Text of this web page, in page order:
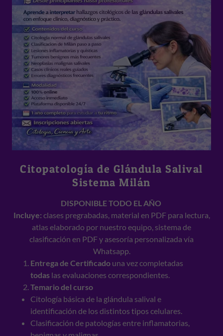
Citopatología de Glándula Salival
Sistema Milán
DISPONIBLE TODO EL AÑO
Incluye: clases pregrabadas, material en PDF para lectura,
atlas elaborado por nuestro equipo, sistema de
clasificación en PDF y asesoría personalizada vía
Whatsapp.
Entrega de Certificadouna vez completadas
todaslas evaluaciones correspondientes.​
Temario del curso
Citología básica de la glándula salival e
identificación de los distintos tipos celulares.
Clasificación de patologías entre inflamatorias,